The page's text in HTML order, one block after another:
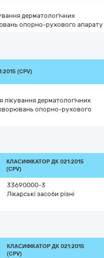
дерматологічних
опорно-рухового апарату
(CPV)
лікування дерматологічних
опорно-рухового
КЛАСИФІКАТОР ДК 021:2015
(CPV)
33690000-3
Лікарські засоби різні
КЛАСИФІКАТОР ДК 021:2015
(CPV)